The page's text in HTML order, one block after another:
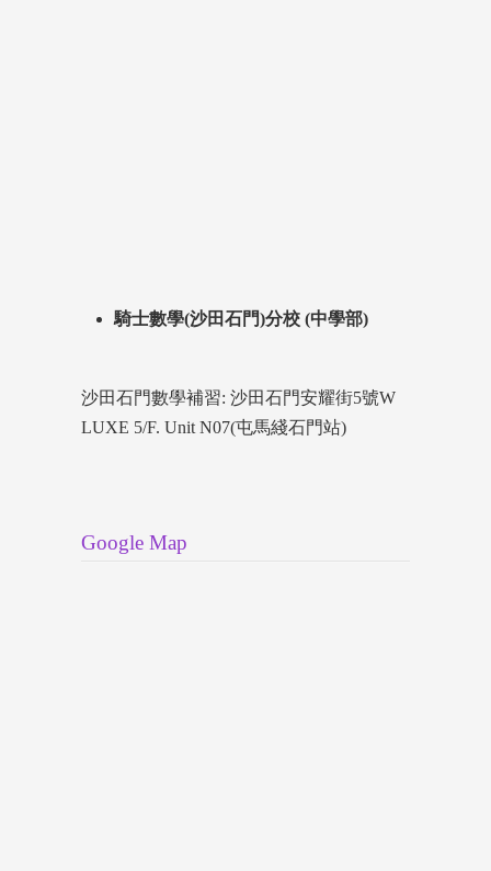
騎士數學(沙田石門)分校 (中學部)
沙田石門數學補習: 沙田石門安耀街5號W
LUXE 5/F. Unit N07(屯馬綫石門站)
Google Map